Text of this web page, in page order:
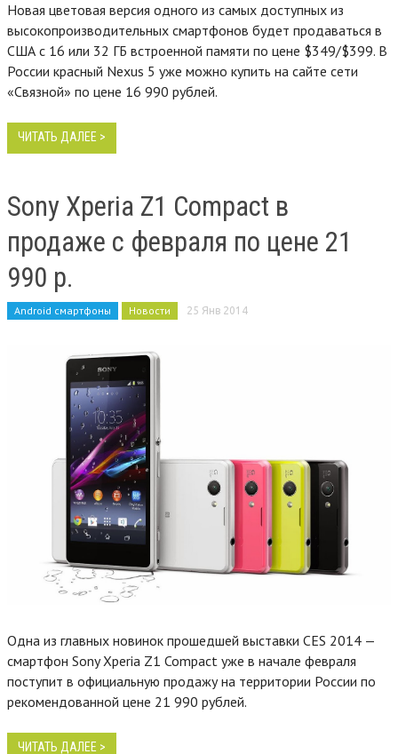
Новая цветовая версия одного из самых доступных из
высокопроизводительных смартфонов будет продаваться в
США с 16 или 32 ГБ встроенной памяти по цене $349/$399. В
России красный Nexus 5 уже можно купить на сайте сети
«Связной» по цене 16 990 рублей.
ЧИТАТЬ ДАЛЕЕ >
Sony Xperia Z1 Compact в
продаже с февраля по цене 21
990 р.
Android смартфоны Новости 25 Янв 2014
Одна из главных новинок прошедшей выставки CES 2014 —
смартфон Sony Xperia Z1 Compact уже в начале февраля
поступит в официальную продажу на территории России по
рекомендованной цене 21 990 рублей.
ЧИТАТЬ ДАЛЕЕ >